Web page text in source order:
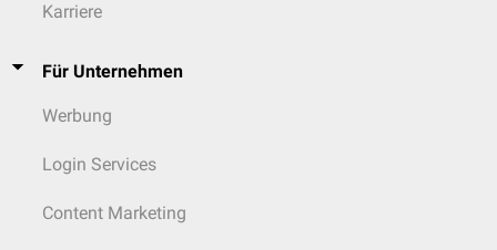
Karriere
Für Unternehmen
Werbung
Login Services
Content Marketing